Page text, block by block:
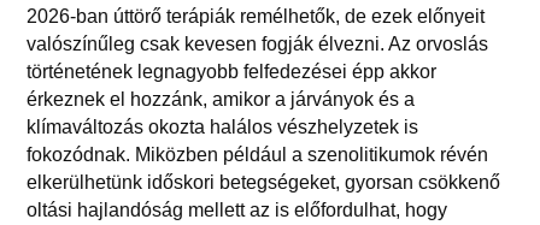
2026-ban úttörő terápiák remélhetők, de ezek előnyeit
valószínűleg csak kevesen fogják élvezni. Az orvoslás
történetének legnagyobb felfedezései épp akkor
érkeznek el hozzánk, amikor a járványok és a
klímaváltozás okozta halálos vészhelyzetek is
fokozódnak. Miközben például a szenolitikumok révén
elkerülhetünk időskori betegségeket, gyorsan csökkenő
oltási hajlandóság mellett az is előfordulhat, hogy